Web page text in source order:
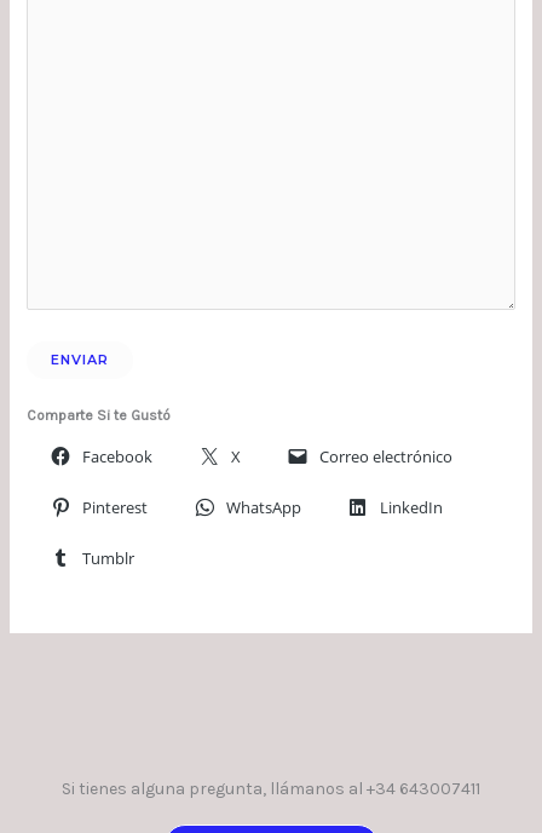
Comparte Si te Gustó
Facebook X Correo electrónico
Pinterest WhatsApp LinkedIn
Tumblr
Si tienes alguna pregunta, llámanos al +34 643007411